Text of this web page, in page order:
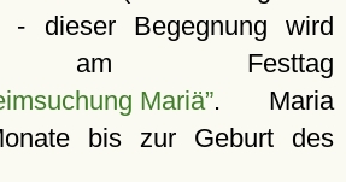
dieser Begegnung wird
am Festtag
Mariä . Maria
bis zur Geburt des